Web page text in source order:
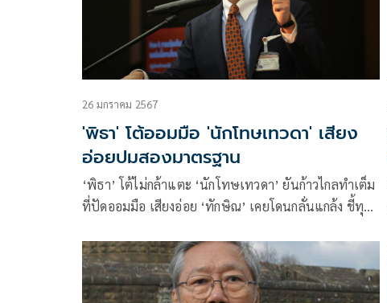
26 มกราคม 2567
'พิธา' โต้ออมมือ 'นักโทษเทวดา' เสียง
อ่อยปมสองมาตรฐาน
‘พิธา’ โต้ไม่กล้าแตะ ‘นักโทษเทวดา’ ยันก้าวไกลทำเต็ม
ที่ปัดออมมือ เสียงอ่อย ‘ทักษิณ’ เคยโดนกลั่นแกล้ง ชี้ทุก
เพิ่งยื่นเปิดซักฟอก